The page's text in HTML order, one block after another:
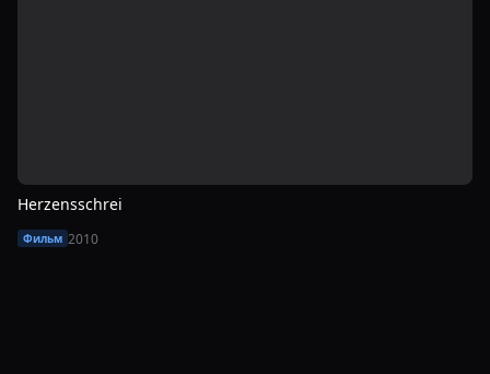
Herzensschrei
Фильм 2010